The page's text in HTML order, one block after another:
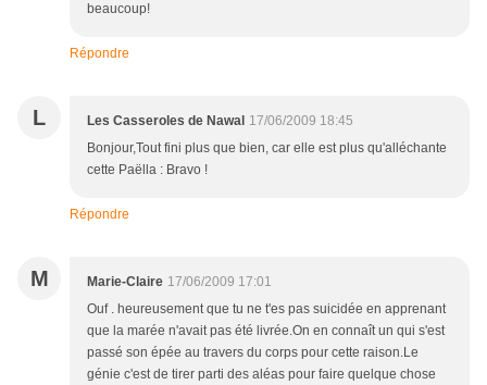
beaucoup!
Répondre
L Les Casseroles de Nawal 17/06/2009 18:45
Bonjour,Tout fini plus que bien, car elle est plus qu'alléchante
cette Paëlla : Bravo !
Répondre
M Marie-Claire 17/06/2009 17:01
Ouf . heureusement que tu ne t'es pas suicidée en apprenant
que la marée n'avait pas été livrée.On en connaît un qui s'est
passé son épée au travers du corps pour cette raison.Le
génie c'est de tirer parti des aléas pour faire quelque chose